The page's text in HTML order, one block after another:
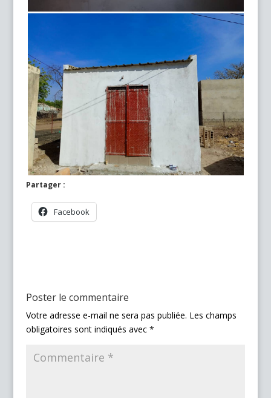
Partager :
Facebook
Poster le commentaire
Votre adresse e-mail ne sera pas publiée. Les champs
obligatoires sont indiqués avec *